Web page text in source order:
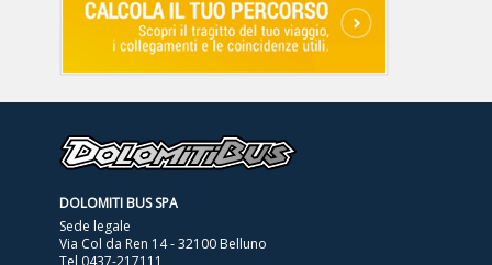
DOLOMITI BUS SPA
Sede legale
Via Col da Ren 14 - 32100 Belluno
Tel 0437-217111